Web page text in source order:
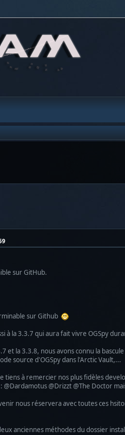
sur GitHub.
sur Github
à la 3.3.7 qui aura fait vivre OGSpy
et la 3.3.8, nous avons connu la
source d'OGSpy dans l'Arctic Vault,...
tiens à remercier nos plus fidèles
@Dardamotus @Drizzt @The Doctor
nous réservera avec toutes ces
anciennes méthodes du dossier